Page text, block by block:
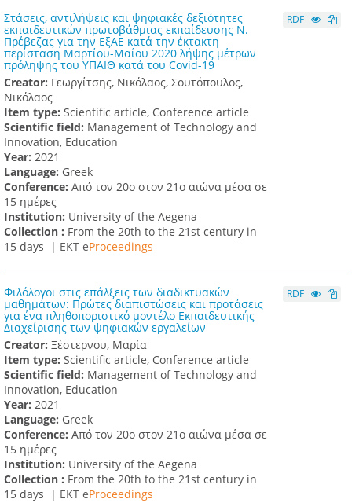
Στάσεις, αντιλήψεις και ψηφιακές δεξιότητες
εκπαιδευτικών πρωτοβάθμιας εκπαίδευσης Ν.
Πρέβεζας για την ΕξΑΕ κατά την έκτακτη
περίσταση Μαρτίου-Μαΐου 2020 λήψης μέτρων
πρόληψης του ΥΠΑΙΘ κατά του Covid-19
Creator: Γεωργίτσης, Νικόλαος, Σουτόπουλος,
Νικόλαος
Item type: Scientific article, Conference article
Scientific field: Management of Technology and
Innovation, Education
Υear: 2021
Language: Greek
Conference: Από τον 20ο στον 21ο αιώνα μέσα σε
15 ημέρες
Institution: University of the Aegena
Collection : From the 20th to the 21st century in
15 days | ΕΚΤ eProceedings
RDF
Φιλόλογοι στις επάλξεις των διαδικτυακών
μαθημάτων: Πρώτες διαπιστώσεις και προτάσεις
για ένα πληθοποριστικό μοντέλο Εκπαιδευτικής
Διαχείρισης των ψηφιακών εργαλείων
Creator: Ξέστερνου, Μαρία
Item type: Scientific article, Conference article
Scientific field: Management of Technology and
Innovation, Education
Υear: 2021
Language: Greek
Conference: Από τον 20ο στον 21ο αιώνα μέσα σε
15 ημέρες
Institution: University of the Aegena
Collection : From the 20th to the 21st century in
15 days | ΕΚΤ eProceedings
RDF